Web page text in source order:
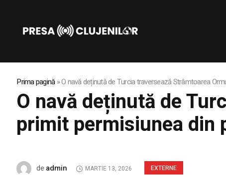
Prima pagină»O navă deținută de Turcia traversează Strâmtoarea
O navă deținută de
primit permisiunea din
EXTERNE
de admin MARTIE 13, 2026